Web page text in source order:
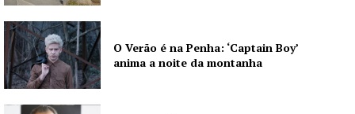
Guimarães, agora!
O Verão é na Penha: ‘Captain Boy’
anima a noite da montanha